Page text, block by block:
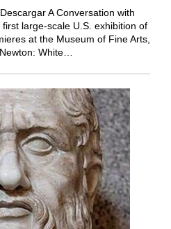
A Conversation with
large-scale U.S. exhibition of
at the Museum of Fine Arts,
White…